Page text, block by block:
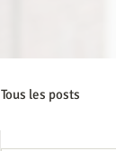
Tous les posts